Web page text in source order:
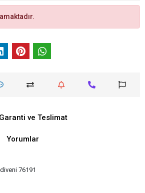
Garanti ve Teslimat
Yorumlar
76191